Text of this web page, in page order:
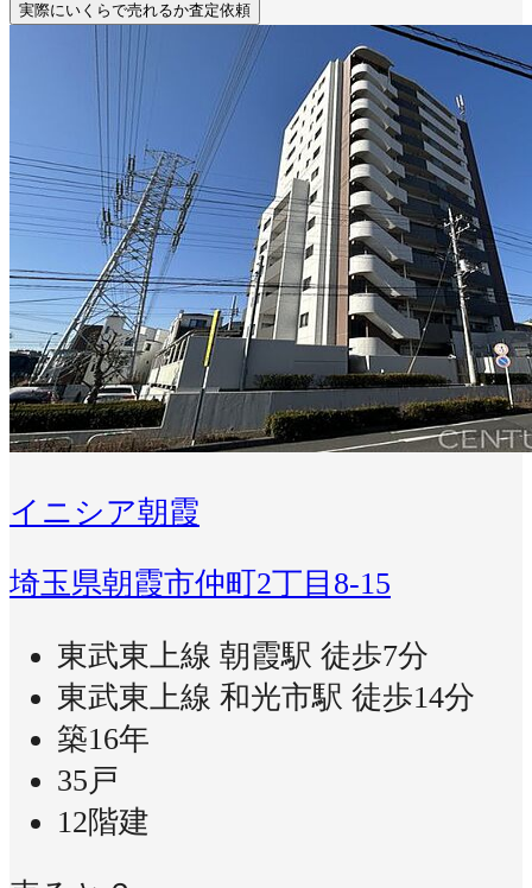
実際にいくらで売れるか査定依頼
イニシア朝霞
埼玉県朝霞市仲町2丁目8-15
東武東上線 朝霞駅 徒歩7分
東武東上線 和光市駅 徒歩14分
築16年
35戸
12階建